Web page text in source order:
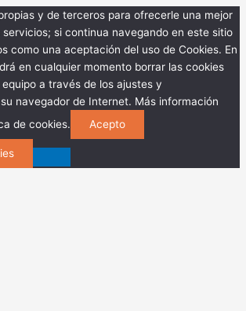
y de terceros para ofrecerle una mejor
si continua navegando en este sitio
como una aceptación del uso de Cookies. En
en cualquier momento borrar las cookies
a través de los ajustes y
navegador de Internet. Más información
de cookies.
Acepto